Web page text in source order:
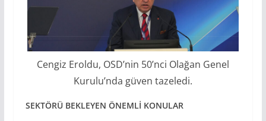
Cengiz Eroldu, OSD’nin 50’nci Olağan Genel
Kurulu’nda güven tazeledi.
SEKTÖRÜ BEKLEYEN ÖNEMLİ KONULAR